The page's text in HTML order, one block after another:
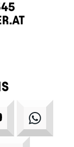
YOUTUBE